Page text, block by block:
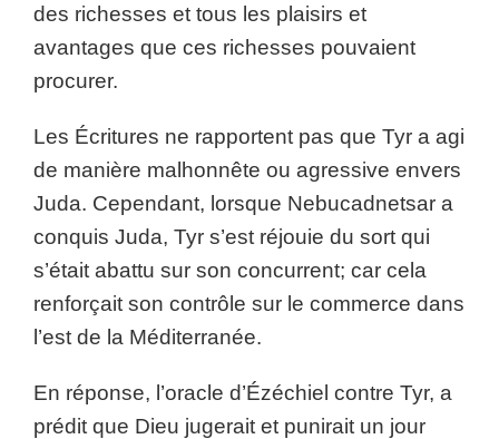
des richesses et tous les plaisirs et
avantages que ces richesses pouvaient
procurer.
Les Écritures ne rapportent pas que Tyr a agi
de manière malhonnête ou agressive envers
Juda. Cependant, lorsque Nebucadnetsar a
conquis Juda, Tyr s’est réjouie du sort qui
s’était abattu sur son concurrent; car cela
renforçait son contrôle sur le commerce dans
l’est de la Méditerranée.
En réponse, l’oracle d’Ézéchiel contre Tyr, a
prédit que Dieu jugerait et punirait un jour